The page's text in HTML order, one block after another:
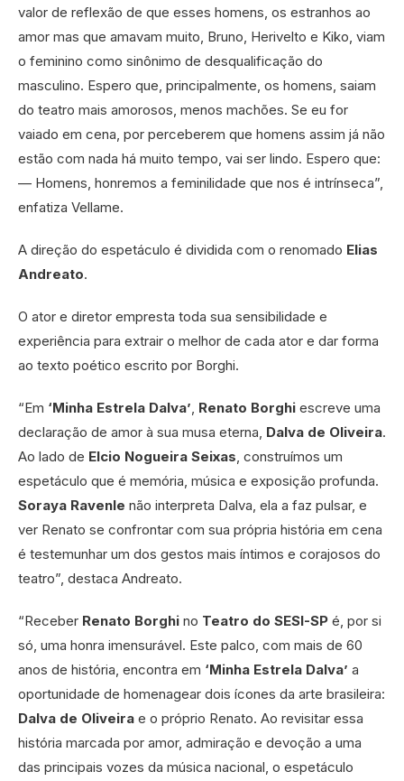
valor de reflexão de que esses homens, os estranhos ao
amor mas que amavam muito, Bruno, Herivelto e Kiko, viam
o feminino como sinônimo de desqualificação do
masculino. Espero que, principalmente, os homens, saiam
do teatro mais amorosos, menos machões. Se eu for
vaiado em cena, por perceberem que homens assim já não
estão com nada há muito tempo, vai ser lindo. Espero que:
— Homens, honremos a feminilidade que nos é intrínseca”,
enfatiza Vellame.
A direção do espetáculo é dividida com o renomado Elias
Andreato.
O ator e diretor empresta toda sua sensibilidade e
experiência para extrair o melhor de cada ator e dar forma
ao texto poético escrito por Borghi.
“Em ‘Minha Estrela Dalva’ Renato Borghi escreve uma
declaração de amor à sua musa eterna, Dalva de Oliveira.
Ao lado de Elcio Nogueira Seixas , construímos um
espetáculo que é memória, música e exposição profunda.
Soraya Ravenle não interpreta Dalva, ela a faz pulsar, e
ver Renato se confrontar com sua própria história em cena
é testemunhar um dos gestos mais íntimos e corajosos do
teatro”, destaca Andreato.
“Receber Renato Borghi no Teatro do SESI-SP é, por si
só, uma honra imensurável. Este palco, com mais de 60
anos de história, encontra em ‘Minha Estrela Dalva’ a
oportunidade de homenagear dois ícones da arte brasileira:
Dalva de Oliveira e o próprio Renato. Ao revisitar essa
história marcada por amor, admiração e devoção a uma
das principais vozes da música nacional, o espetáculo